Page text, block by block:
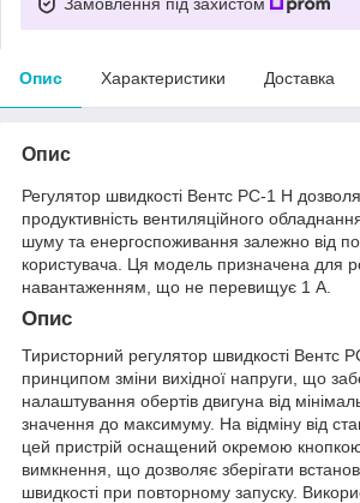
Опис Характеристики Доставка
Опис
Регулятор швидкості Вентс РС-1 Н
продуктивність вентиляційного
шуму та енергоспоживання залежно від
користувача. Ця модель призначена для
навантаженням, що не перевищує 1 А.
Опис
Тиристорний регулятор швидкості Вентс
принципом зміни вихідної напруги, що
налаштування обертів двигуна від
значення до максимуму. На відміну від
цей пристрій оснащений окремою
вимкнення, що дозволяє зберігати
швидкості при повторному запуску.